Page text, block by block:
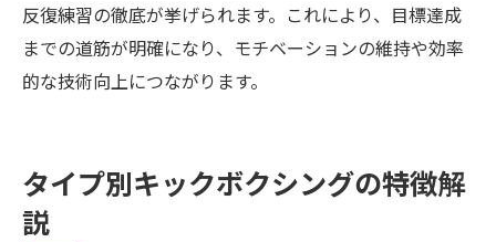
反復練習の徹底が挙げられます。これにより、目標達成
までの道筋が明確になり、モチベーションの維持や効率
的な技術向上につながります。
タイプ別キックボクシングの特徴解
説